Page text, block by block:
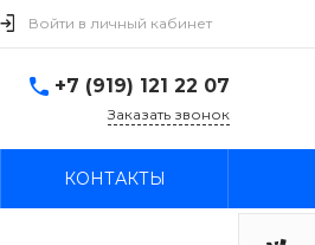
Войти в личный кабинет
+7 (919) 121 22 07
Заказать звонок
КОНТАКТЫ